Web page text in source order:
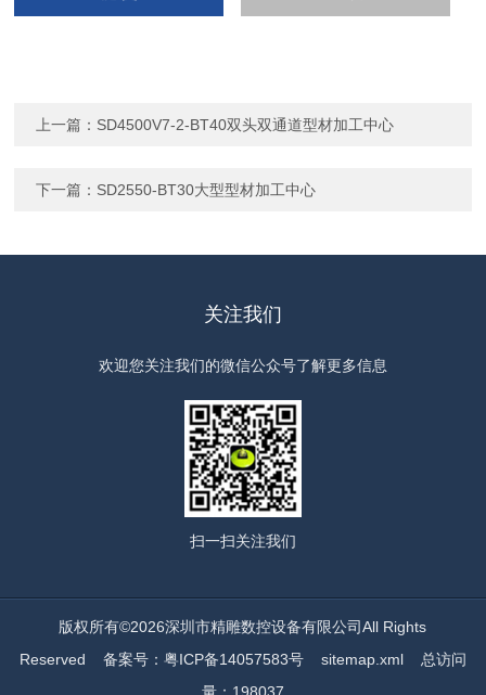
上一篇： SD4500V7-2-BT40双头双通道型材加工中心
下一篇： SD2550-BT30大型型材加工中心
关注我们
欢迎您关注我们的微信公众号了解更多信息
扫一扫关注我们
版权所有©2026深圳市精雕数控设备有限公司All Rights
Reserved 备案号：粤ICP备14057583号 sitemap.xml总访问